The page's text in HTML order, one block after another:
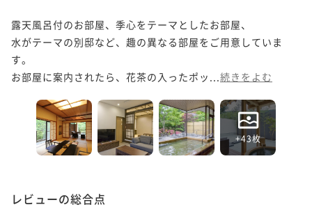
露天風呂付のお部屋、季心をテーマとしたお部屋、
水がテーマの別邸など、趣の異なる部屋をご用意していま
す。
お部屋に案内されたら、花茶の入ったポッ... 続きをよむ
+43枚
レビューの総合点